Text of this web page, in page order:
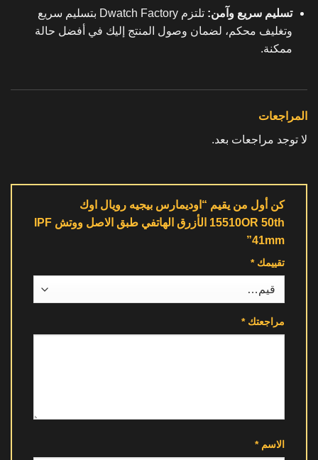
تسليم سريع وآمن:
تلتزم Dwatch Factory بتسليم سريع
وتغليف محكم، لضمان وصول المنتج إليك في أفضل حالة
ممكنة.
المراجعات
لا توجد مراجعات بعد.
كن أول من يقيم “اوديمارس بيجيه رويال اوك
15510OR 50th الأزرق الهاتفي طبق الاصل ووتش IPF
41mm”
تقييمك*
مراجعتك*
الاسم*